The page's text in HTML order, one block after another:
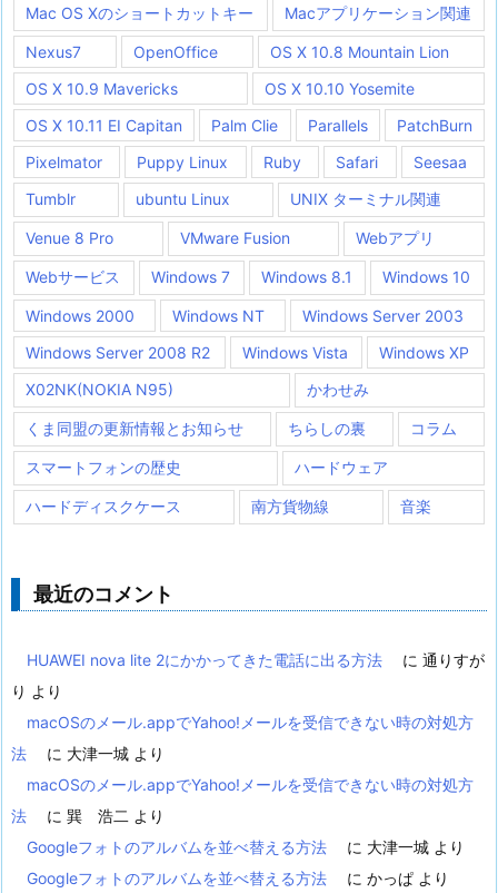
Mac OS Xのショートカットキー
Macアプリケーション関連
Nexus7 OpenOffice
OS X 10.8 Mountain Lion
OS X 10.9 Mavericks
OS X 10.10 Yosemite
OS X 10.11 EI Capitan
Palm Clie Parallels
PatchBurn
Pixelmator
Puppy Linux Ruby Safari
Seesaa
Tumblr
ubuntu Linux UNIX ターミナル関連
Venue 8 Pro VMware Fusion Webアプリ
Webサービス Windows 7 Windows 8.1 Windows 10
Windows 2000 Windows NT
Windows Server 2003
Windows Server 2008 R2
Windows Vista
Windows XP
X02NK(NOKIA N95)
かわせみ
くま同盟の更新情報とお知らせ ちらしの裏 コラム
スマートフォンの歴史 ハードウェア
ハードディスクケース 南方貨物線 音楽
最近のコメント
HUAWEI nova lite 2にかかってきた電話に出る方法 に 通りすが
り より
macOSのメール.appでYahoo!メールを受信できない時の対処方
法
に 大津一城 より
macOSのメール.appでYahoo!メールを受信できない時の対処方
法
に 巽 浩二 より
Googleフォトのアルバムを並べ替える方法
に 大津一城 より
Googleフォトのアルバムを並べ替える方法
に かっぱ より